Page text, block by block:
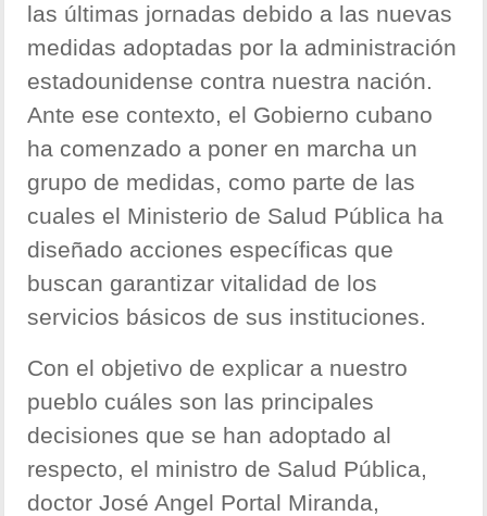
las últimas jornadas debido a las nuevas
medidas adoptadas por la administración
estadounidense contra nuestra nación.
Ante ese contexto, el Gobierno cubano
ha comenzado a poner en marcha un
grupo de medidas, como parte de las
cuales el Ministerio de Salud Pública ha
diseñado acciones específicas que
buscan garantizar vitalidad de los
servicios básicos de sus instituciones.
Con el objetivo de explicar a nuestro
pueblo cuáles son las principales
decisiones que se han adoptado al
respecto, el ministro de Salud Pública,
doctor José Angel Portal Miranda,